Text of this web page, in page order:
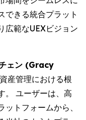
できる統合プラット
広範なUEXビジョン
ェン (Gracy
産管理における根
。 ユーザーは、高
トフォームから、